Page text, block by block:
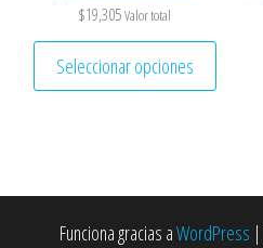
$19,305Valor total
Seleccionar opciones
Este
Funciona gracias aWordPress |